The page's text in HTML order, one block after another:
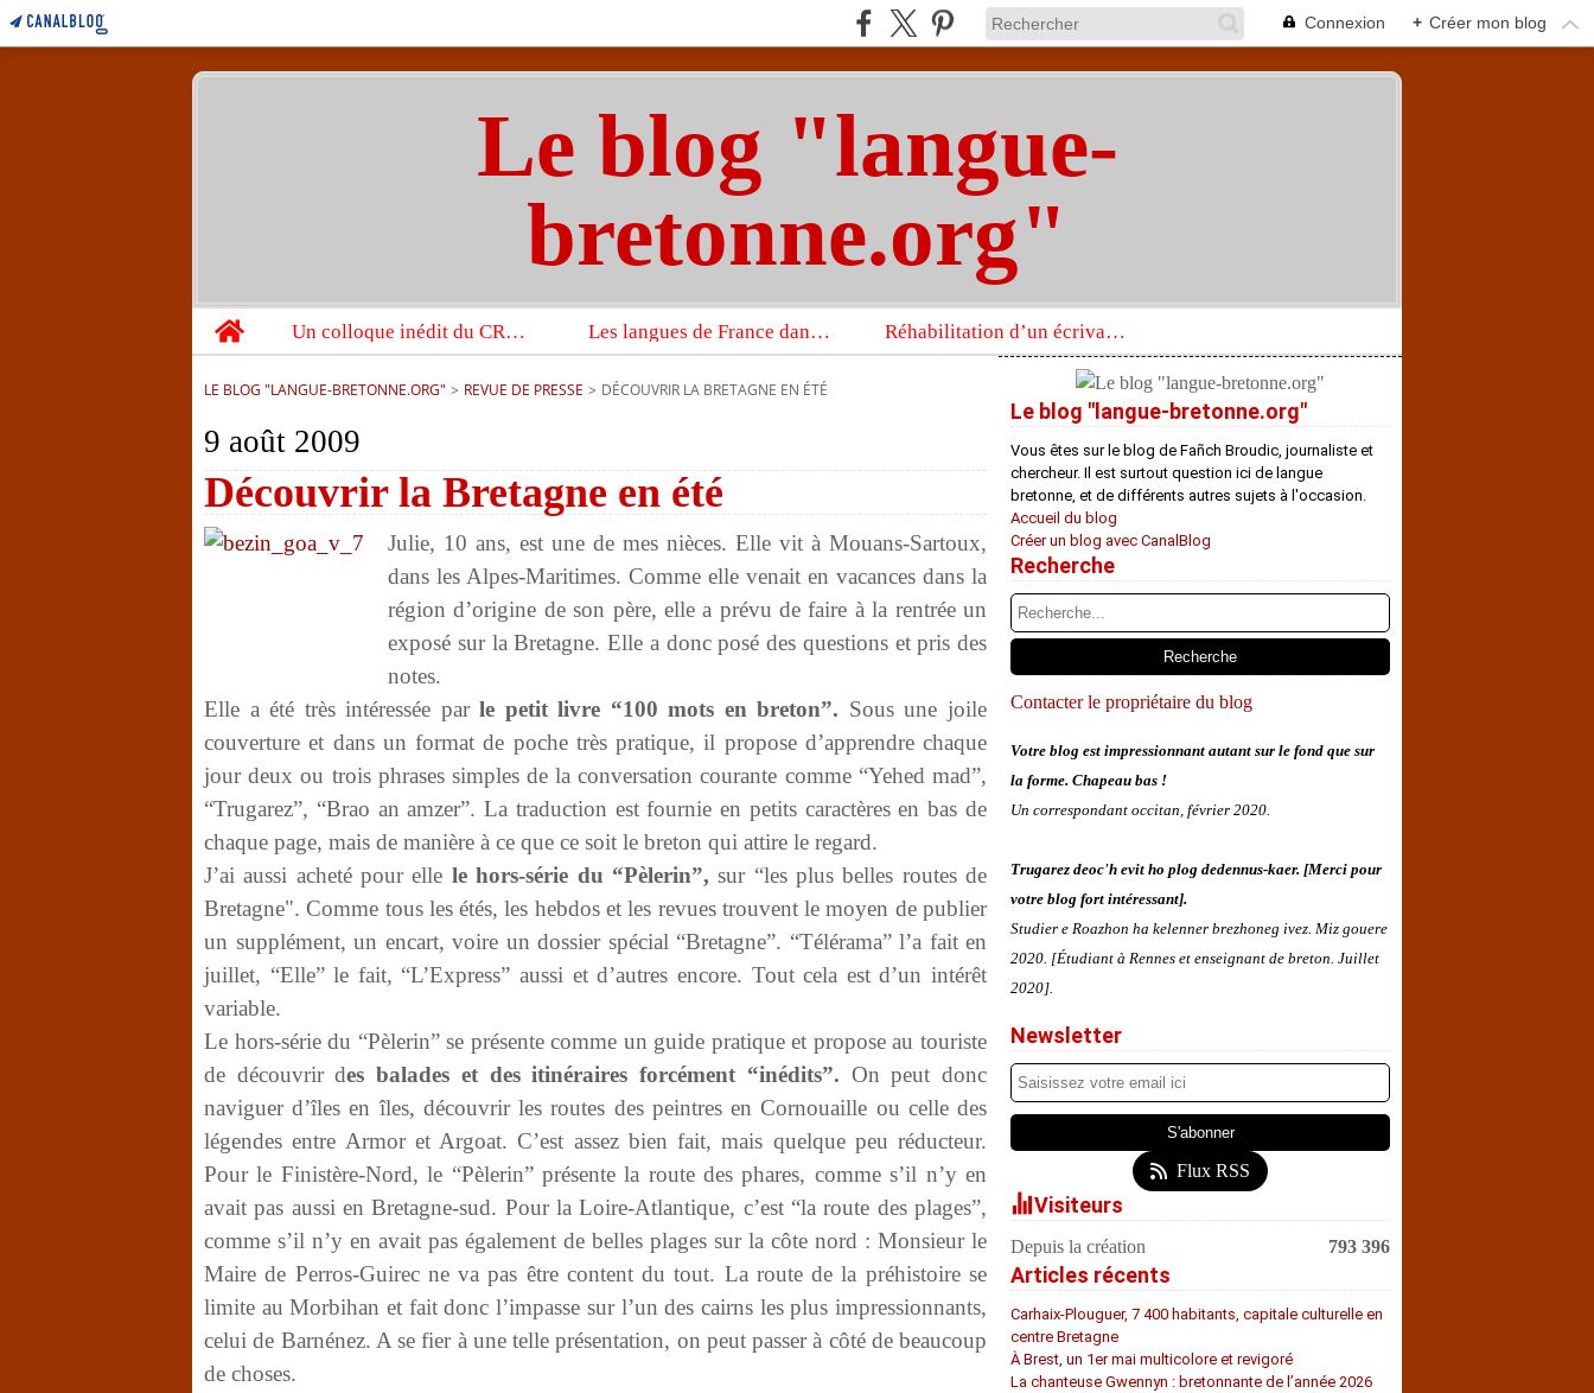
Connexion + Créer mon blog
Le blog "langue-
bretonne.org"
Home
Un colloque inédit du CRBC sur les victimes de l’année 1944 Les langues de France dans un imposant ouvrage sur la langue française que publient les Presses universitaires d’Oxford Réhabilitation d’un écrivain de langue bretonne aujourd’hui mal connu et méconnu
LE BLOG "LANGUE-BRETONNE.ORG" > REVUE DE PRESSE > DÉCOUVRIR LA BRETAGNE EN ÉTÉ
9 août 2009
Découvrir la Bretagne en été
Julie, 10 ans, est une de mes nièces. Elle vit à Mouans-Sartoux,
dans les Alpes-Maritimes. Comme elle venait en vacances dans la
région d’origine de son père, elle a prévu de faire à la rentrée un
exposé sur la Bretagne. Elle a donc posé des questions et pris des
notes.
Elle a été très intéressée parle petit livre “100 mots en breton”. Sous une joile
couverture et dans un format de poche très pratique, il propose d’apprendre chaque
jour deux ou trois phrases simples de la conversation courante comme “Yehed mad”,
“Trugarez”, “Brao an amzer”. La traduction est fournie en petits caractères en bas de
chaque page, mais de manière à ce que ce soit le breton qui attire le regard.
J’ai aussi acheté pour elle le hors-série du “Pèlerin”,sur “les plus belles routes de
Bretagne". Comme tous les étés, les hebdos et les revues trouvent le moyen de publier
un supplément, un encart, voire un dossier spécial “Bretagne”. “Télérama” l’a fait en
juillet, “Elle” le fait, “L’Express” aussi et d’autres encore. Tout cela est d’un intérêt
variable.
Le hors-série du “Pèlerin” se présente comme un guide pratique et propose au touriste
de découvrir des balades et des itinéraires forcément “inédits”. On peut donc
naviguer d’îles en îles, découvrir les routes des peintres en Cornouaille ou celle des
légendes entre Armor et Argoat. C’est assez bien fait, mais quelque peu réducteur.
Pour le Finistère-Nord, le “Pèlerin” présente la route des phares, comme s’il n’y en
avait pas aussi en Bretagne-sud. Pour la Loire-Atlantique, c’est “la route des plages”,
comme s’il n’y en avait pas également de belles plages sur la côte nord : Monsieur le
Maire de Perros-Guirec ne va pas être content du tout. La route de la préhistoire se
limite au Morbihan et fait donc l’impasse sur l’un des cairns les plus impressionnants,
celui de Barnénez. A se fier à une telle présentation, on peut passer à côté de beaucoup
de choses.
Le blog "langue-bretonne.org"
Vous êtes sur le blog de Fañch Broudic, journaliste et
chercheur. Il est surtout question ici de langue
bretonne, et de différents autres sujets à l'occasion.
Accueil du blog
Créer un blog avec CanalBlog
Recherche
Contacter le propriétaire du blog
Votre blog est impressionnant autant sur le fond que sur
la forme. Chapeau bas !
Un correspondant occitan, février 2020.
Trugarez deoc'h evit ho plog dedennus-kaer. [Merci pour
votre blog fort intéressant].
Studier e Roazhon ha kelenner brezhoneg ivez. Miz gouere
2020. [Étudiant à Rennes et enseignant de breton. Juillet
2020].
Newsletter
Flux RSS
Visiteurs
Depuis la création 793 396
Articles récents
Carhaix-Plouguer, 7 400 habitants, capitale culturelle en
centre Bretagne
À Brest, un 1er mai multicolore et revigoré
La chanteuse Gwennyn : bretonnante de l’année 2026